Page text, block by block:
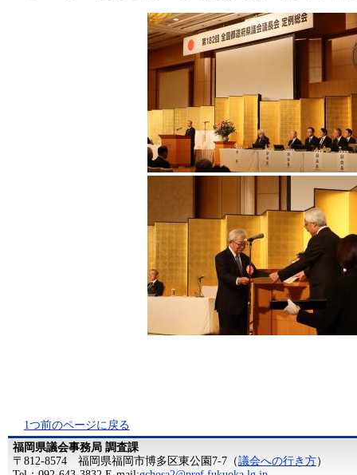
1つ前のページに戻る
福岡県議会事務局 調査課
〒812-8574 福岡県福岡市博多区東公園7-7（議会への行き方）